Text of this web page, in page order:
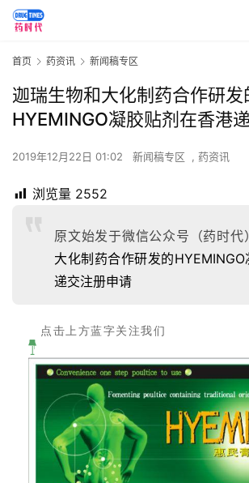
首页 药资讯 新闻稿专区
迦瑞生物和大化制药合作研发
HYEMINGO凝胶贴剂在香港
2019年12月22日 01:02 新闻稿专区 , 药资讯
浏览量 2552
原文始发于微信公众号（药时代
大化制药合作研发的
递交注册申请
点击上方蓝字关注我们